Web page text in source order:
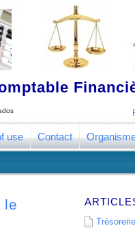
use Contact
le